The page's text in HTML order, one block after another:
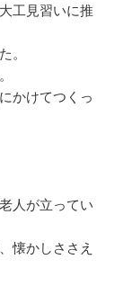
工見習いに推
。
かけてつくっ
人が立ってい
懐かしささえ